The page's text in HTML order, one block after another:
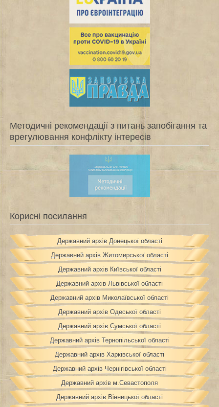
Методичні рекомендації з питань запобігання та
врегулювання конфлікту інтересів
Корисні посилання
Державний архів Донецької області
Державний архів Житомирської області
Державний архів Київської області
Державний архів Львівської області
Державний архів Миколаївської області
Державний архів Одеської області
Державний архів Сумської області
Державний архів Тернопільської області
Державний архів Харківської області
Державний архів Чернігівської області
Державний архів м.Севастополя
Державний архів Вінницької області